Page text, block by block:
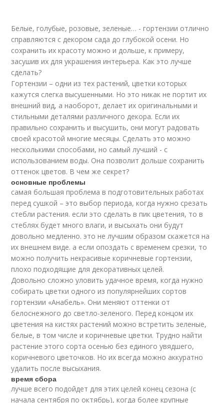
Белые, голубые, розовые, зеленые… - гортензии отлично
справляются с декором сада до глубокой осени. Но
сохранить их красоту можно и дольше, к примеру,
засушив их для украшения интерьера. Как это лучше
сделать?
Гортензии – одни из тех растений, цветки которых
кажутся слегка высушенными. Но это никак не портит их
внешний вид, а наоборот, делает их оригинальными и
стильными деталями различного декора. Если их
правильно сохранить и высушить, они могут радовать
своей красотой многие месяцы. Сделать это можно
несколькими способами, но самый лучший - с
использованием воды. Она позволит дольше сохранить
оттенок цветов. В чем же секрет?
основные проблемы
самая большая проблема в подготовительных работах
перед сушкой – это выбор периода, когда нужно срезать
стебли растения. если это сделать в пик цветения, то в
стеблях будет много влаги, и высыхать они будут
довольно медленно. это не лучшим образом скажется на
их внешнем виде. а если опоздать с временем срезки, то
можно получить некрасивые коричневые гортензии,
плохо подходящие для декоративных целей.
Довольно сложно уловить удачное время, когда нужно
собирать цветки одного из популярнейших сортов
гортензии «Анабель». Они меняют оттенки от
белоснежного до светло-зеленого. Перед концом их
цветения на кистях растений можно встретить зеленые,
белые, в том числе и коричневые цветки. Трудно найти
растение этого сорта осенью без единого увядшего,
коричневого цветочков. Но их всегда можно аккуратно
удалить после высыхания.
время сбора
лучше всего подойдет для этих целей конец сезона (с
начала сентября по октябрь), когда более крупные